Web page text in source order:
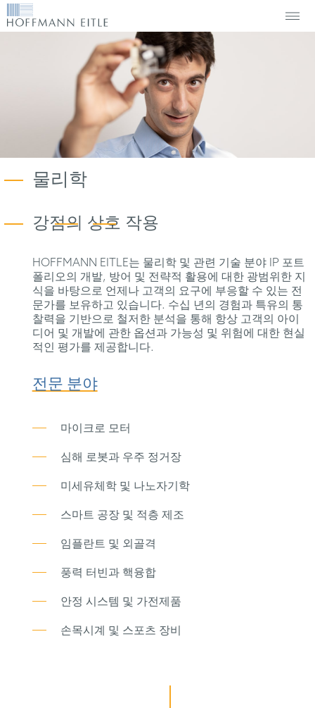
물리학
강점의 상호 작용
HOFFMANN EITLE는 물리학 및 관련 기술 분야 IP 포트
폴리오의 개발, 방어 및 전략적 활용에 대한 광범위한 지
식을 바탕으로 언제나 고객의 요구에 부응할 수 있는 전
문가를 보유하고 있습니다. 수십 년의 경험과 특유의 통
찰력을 기반으로 철저한 분석을 통해 항상 고객의 아이
디어 및 개발에 관한 옵션과 가능성 및 위험에 대한 현실
적인 평가를 제공합니다.
전문 분야
마이크로 모터
심해 로봇과 우주 정거장
미세유체학 및 나노자기학
스마트 공장 및 적층 제조
임플란트 및 외골격
풍력 터빈과 핵융합
안정 시스템 및 가전제품
손목시계 및 스포츠 장비